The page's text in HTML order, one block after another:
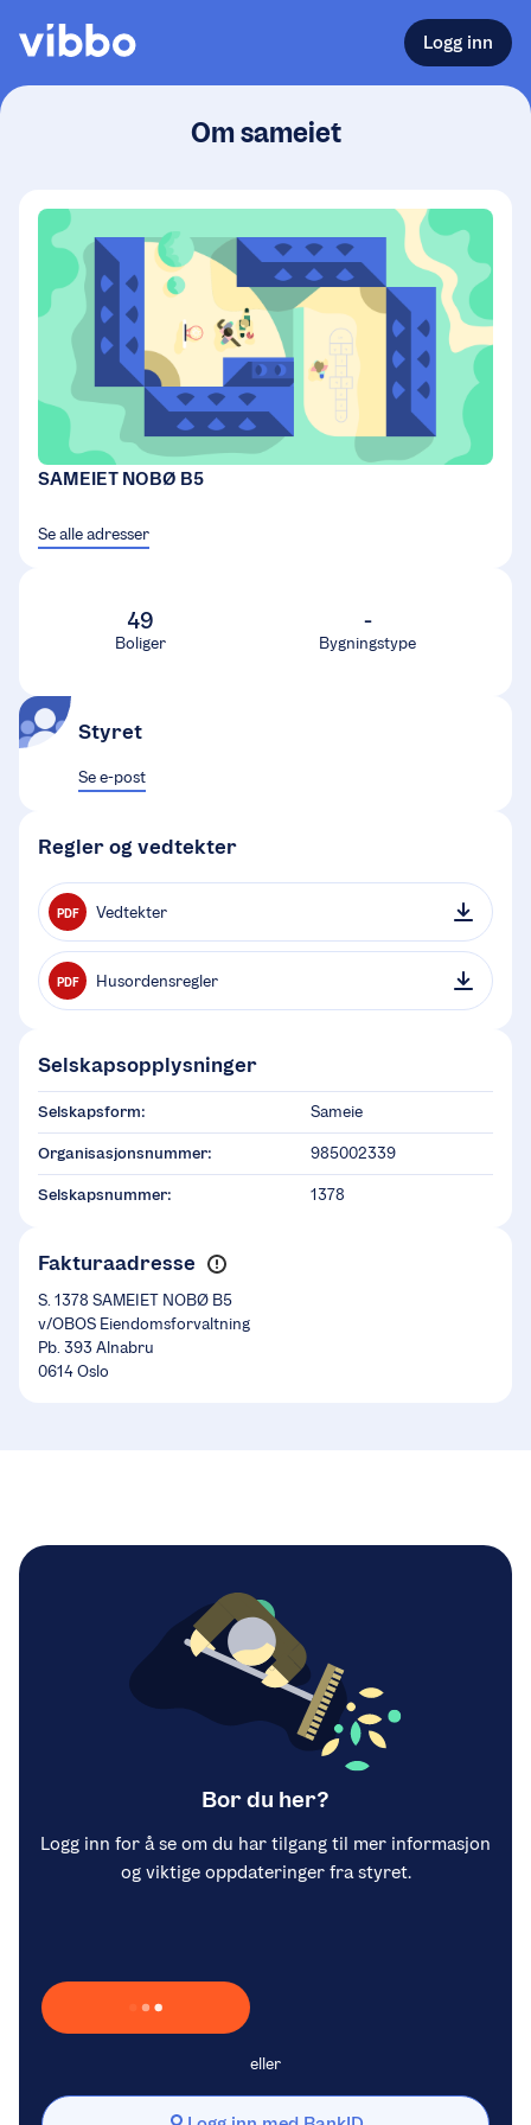
Logg inn
Om sameiet
SAMEIET NOBØ B5
Se alle adresser
49
Boliger
-
Bygningstype
Styret
Se e-post
Regler og vedtekter
PDF Vedtekter
PDF Husordensregler
Selskapsopplysninger
Selskapsform: Sameie
Organisasjonsnummer: 985002339
Selskapsnummer: 1378
Fakturaadresse
S. 1378 SAMEIET NOBØ B5
v/OBOS Eiendomsforvaltning
Pb. 393 Alnabru
0614 Oslo
Bor du her?
Logg inn for å se om du har tilgang til mer informasjon
og viktige oppdateringer fra styret.
Laster inn Vipps …
eller